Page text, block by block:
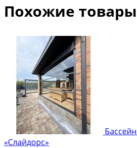
Похожие товары
«Слайдорс»